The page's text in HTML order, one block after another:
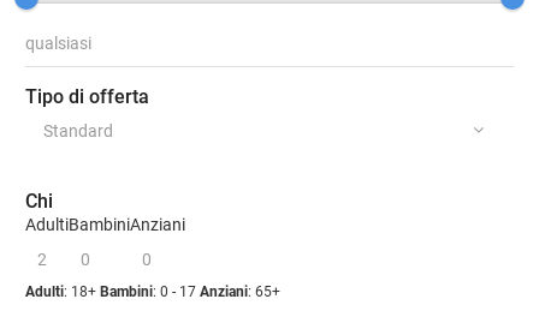
Tipo di offerta
Chi
AdultiBambiniAnziani
Adulti: 18+ Bambini: 0 - 17 Anziani: 65+